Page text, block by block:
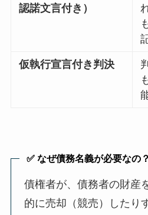
認諾文言付き）
仮執行宣言付き判決
✅ なぜ債務名義が必要なの？
債権者が、債務者の財産
的に売却（競売）したり